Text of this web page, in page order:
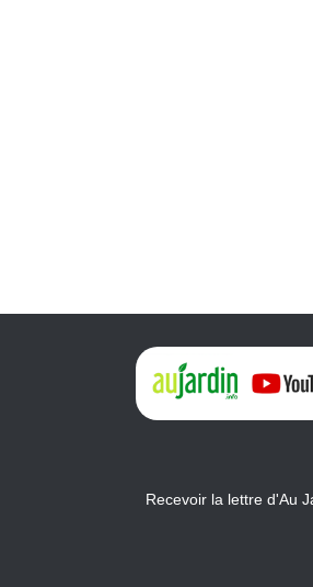
Recevoir la lettre d'Au